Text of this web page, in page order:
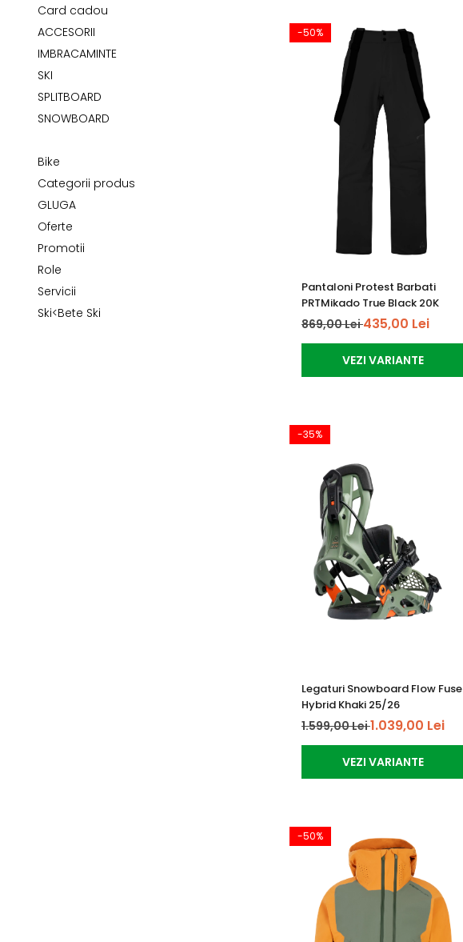
Pantaloni outdoor
Sosete Outdoor
Curele
Sepci
Bustiere
Card cadou
ACCESORII
IMBRACAMINTE
SKI
SPLITBOARD
SNOWBOARD
Bike
Categorii produs
GLUGA
Oferte
Promotii
Role
Servicii
Ski<Bete Ski
-50%
Pantaloni Protest Barbati
PRTMikado True Black 20K
869,00 Lei435,00 Lei
VEZI VARIANTE
-35%
Legaturi Snowboard Flow Fuse
Hybrid Khaki 25/26
1.599,00 Lei1.039,00 Lei
VEZI VARIANTE
-50%